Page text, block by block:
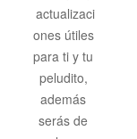
actualizaci
ones útiles
para ti y tu
peludito,
además
serás de